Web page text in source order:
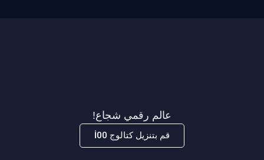
عالم رقمي شجاع!
قم بتنزيل كتالوج İ00